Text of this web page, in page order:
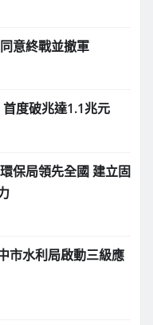
意終戰並撤軍
度破兆達1.1兆元
保局領先全國 建立固
市水利局啟動三級應